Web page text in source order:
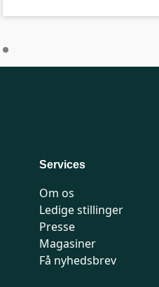
Services
Om os
Ledige stillinger
Presse
Magasiner
Få nyhedsbrev